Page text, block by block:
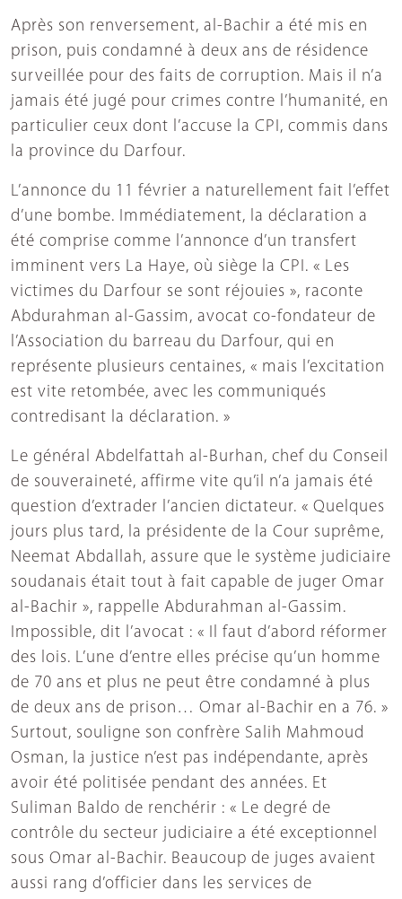
Après son renversement, al-Bachir a été mis en
prison, puis condamné à deux ans de résidence
surveillée pour des faits de corruption. Mais il n’a
jamais été jugé pour crimes contre l’humanité, en
particulier ceux dont l’accuse la CPI, commis dans
la province du Darfour.
L’annonce du 11 février a naturellement fait l’effet
d’une bombe. Immédiatement, la déclaration a
été comprise comme l’annonce d’un transfert
imminent vers La Haye, où siège la CPI. « Les
victimes du Darfour se sont réjouies », raconte
Abdurahman al-Gassim, avocat co-fondateur de
l’Association du barreau du Darfour, qui en
représente plusieurs centaines, « mais l’excitation
est vite retombée, avec les communiqués
contredisant la déclaration. »
Le général Abdelfattah al-Burhan, chef du Conseil
de souveraineté, affirme vite qu’il n’a jamais été
question d’extrader l’ancien dictateur. « Quelques
jours plus tard, la présidente de la Cour suprême,
Neemat Abdallah, assure que le système judiciaire
soudanais était tout à fait capable de juger Omar
al-Bachir », rappelle Abdurahman al-Gassim.
Impossible, dit l’avocat : « Il faut d’abord réformer
des lois. L’une d’entre elles précise qu’un homme
de 70 ans et plus ne peut être condamné à plus
de deux ans de prison… Omar al-Bachir en a 76. »
Surtout, souligne son confrère Salih Mahmoud
Osman, la justice n’est pas indépendante, après
avoir été politisée pendant des années. Et
Suliman Baldo de renchérir : « Le degré de
contrôle du secteur judiciaire a été exceptionnel
sous Omar al-Bachir. Beaucoup de juges avaient
aussi rang d’officier dans les services de